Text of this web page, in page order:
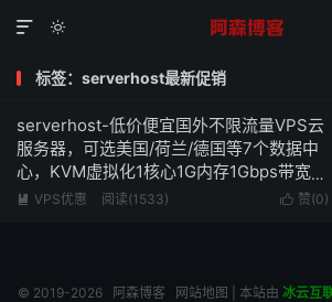


标签：serverhost最新促销
serverhost-低价便宜国外不限流量VPS云
服务器，可选美国/荷兰/德国等7个数据中
心，KVM虚拟化1核心1G内存1Gbps带宽低
至$1/月
 赞(0)
 VPS优惠 阅读(1533)
© 2019-2026 阿森博客 网站地图 | 本站由 冰云互